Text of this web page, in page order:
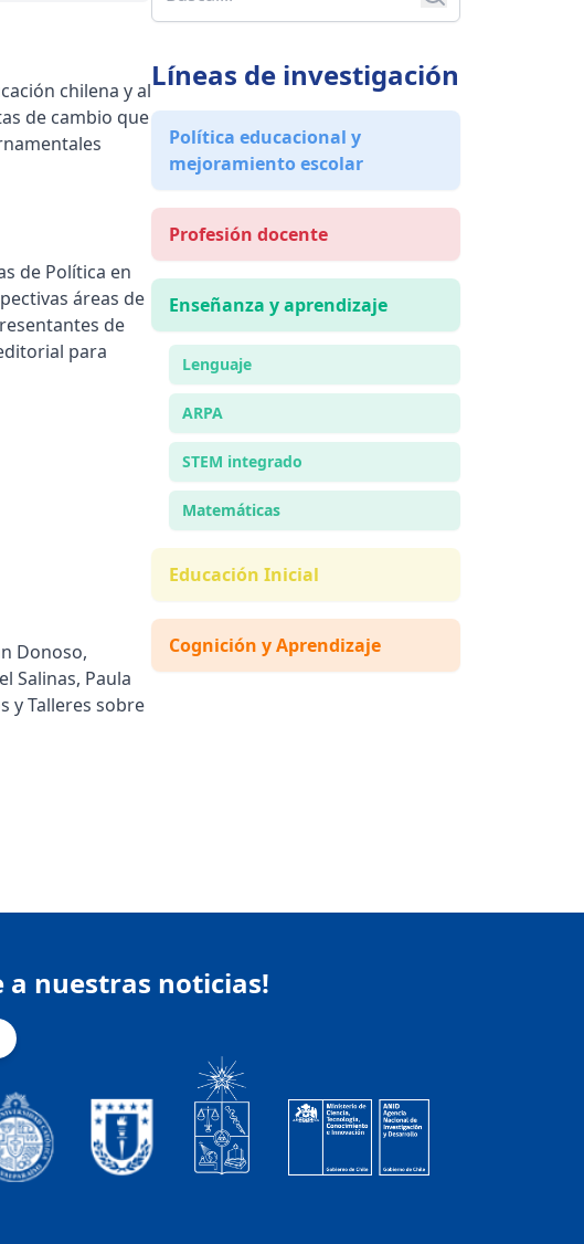
chilena y al
de cambio que
de Política en
áreas de
de
para
Donoso,
Salinas, Paula
y Talleres sobre
Líneas de investigación
Política educacional y
mejoramiento escolar
Profesión docente
Enseñanza y aprendizaje
Lenguaje
ARPA
STEM integrado
Matemáticas
Educación Inicial
Cognición y Aprendizaje
a nuestras noticias!